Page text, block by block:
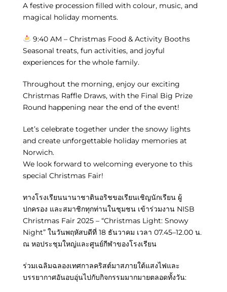
A festive procession filled with colour, music, and
magical holiday moments.
9:40 AM – Christmas Food & Activity Booths
Seasonal treats, fun activities, and joyful
experiences for the whole family.
Throughout the morning, enjoy our exciting
Christmas Raffle Draws, with the Final Big Prize
Round happening near the end of the event!
Let’s celebrate together under the snowy lights
and create unforgettable holiday memories at
Norwich.
We look forward to welcoming everyone to this
special Christmas Fair!
ทางโรงเรียนนานาชาตินอริชขอเรียนเชิญนักเรียน ผู้
ปกครอง และสมาชิกทุกท่านในชุมชน เข้าร่วมงาน NISB
Christmas Fair 2025 – “Christmas Light: Snowy
Night” ในวันพฤหัสบดีที่ 18 ธันวาคม เวลา 07.45–12.00 น.
ณ หอประชุมใหญ่และศูนย์กีฬาของโรงเรียน
ร่วมเฉลิมฉลองเทศกาลคริสต์มาสภายใต้แสงไฟและ
บรรยากาศอันอบอุ่นไปกับกิจกรรมมากมายตลอดทั้งวัน: